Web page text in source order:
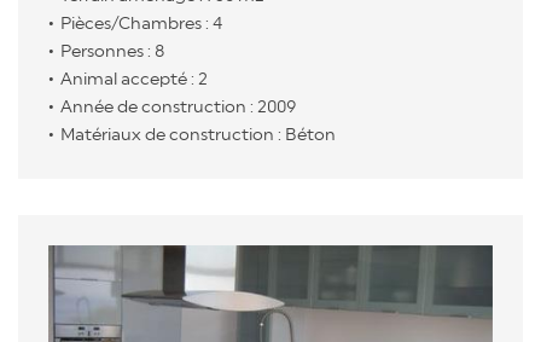
Pièces/Chambres : 4
Personnes : 8
Animal accepté : 2
Année de construction : 2009
Matériaux de construction : Béton